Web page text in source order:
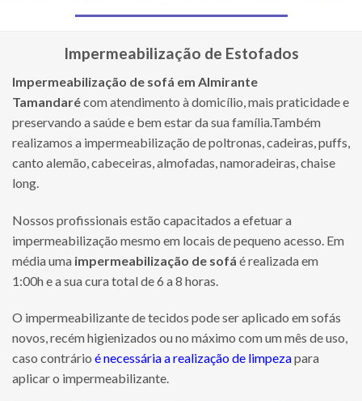
Impermeabilização de Estofados
Impermeabilização de sofá em Almirante
Tamandarécom atendimento à domicílio, mais praticidade e
preservando a saúde e bem estar da sua família.Também
realizamos a impermeabilização de poltronas, cadeiras, puffs,
canto alemão, cabeceiras, almofadas, namoradeiras, chaise
long.
Nossos profissionais estão capacitados a efetuar a
impermeabilização mesmo em locais de pequeno acesso. Em
média uma impermeabilização de sofá é realizada em
1:00h e a sua cura total de 6 a 8 horas.
O impermeabilizante de tecidos pode ser aplicado em sofás
novos, recém higienizados ou no máximo com um mês de uso,
caso contrário é necessária a realização de limpezapara
aplicar o impermeabilizante.